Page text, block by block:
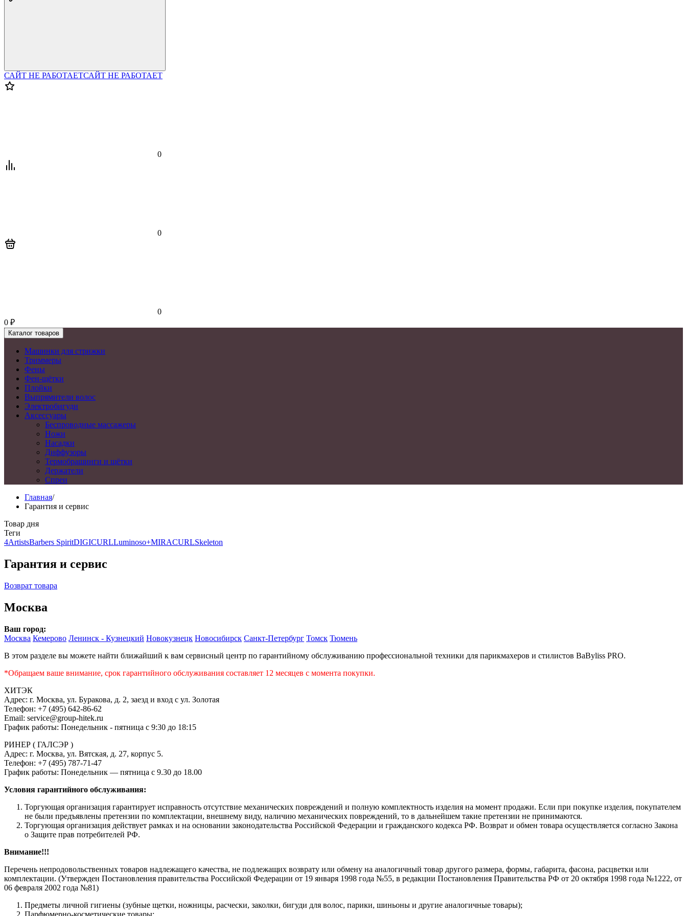
САЙТ НЕ РАБОТАЕТСАЙТ НЕ РАБОТАЕТ
0
0
0
0 ₽
Каталог товаров
Машинки для стрижки
Триммеры
Фены
Фен-щётки
Плойки
Выпрямители волос
Электробигуди
Аксессуары
Беспроводные массажеры
Ножи
Насадки
Диффузоры
Термобрашинги и щётки
Держатели
Спреи
Главная/
Гарантия и сервис
Товар дня
Теги
4ArtistsBarbers SpiritDIGICURLLuminoso+MIRACURLSkeleton
Гарантия и сервис
Возврат товара
Москва
Ваш город:
Москва Кемерово Ленинск - Кузнецкий Новокузнецк Новосибирск Санкт-Петербург Томск Тюмень
В этом разделе вы можете найти ближайший к вам сервисный центр по гарантийному обслуживанию профессиональной техники для парикмахеров и стилистов BaByliss PRO.
*Обращаем ваше внимание, срок гарантийного обслуживания составляет 12 месяцев с момента покупки.
ХИТЭК
Адрес: г. Москва, ул. Буракова, д. 2, заезд и вход с ул. Золотая
Телефон: +7 (495) 642-86-62
Email: service@group-hitek.ru
График работы: Понедельник - пятница с 9:30 до 18:15
РИНЕР ( ГАЛСЭР )
Адрес: г. Москва, ул. Вятская, д. 27, корпус 5.
Телефон: +7 (495) 787-71-47
График работы: Понедельник — пятница с 9.30 до 18.00
Условия гарантийного обслуживания:
Торгующая организация гарантирует исправность отсутствие механических повреждений и полную комплектность изделия на момент продажи. Если при покупке изделия, покупателем
не были предъявлены претензии по комплектации, внешнему виду, наличию механических повреждений, то в дальнейшем такие претензии не принимаются.
Торгующая организация действует рамках и на основании законодательства Российской Федерации и гражданского кодекса РФ. Возврат и обмен товара осуществляется согласно Закона
о Защите прав потребителей РФ.
Внимание!!!
Перечень непродовольственных товаров надлежащего качества, не подлежащих возврату или обмену на аналогичный товар другого размера, формы, габарита, фасона, расцветки или
комплектации. (Утвержден Постановления правительства Российской Федерации от 19 января 1998 года №55, в редакции Постановления Правительства РФ от 20 октября 1998 года №1222, от
06 февраля 2002 года №81)
Предметы личной гигиены (зубные щетки, ножницы, расчески, заколки, бигуди для волос, парики, шиньоны и другие аналогичные товары);
Парфюмерно-косметические товары;